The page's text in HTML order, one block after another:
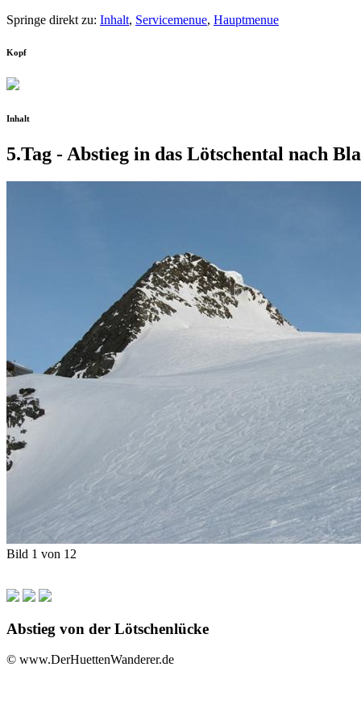
Springe direkt zu: Inhalt, Servicemenue, Hauptmenue
Kopf
Inhalt
5.Tag - Abstieg in das Lötschental nach
Bild 1 von 12
Abstieg von der Lötschenlücke
© www.DerHuettenWanderer.de